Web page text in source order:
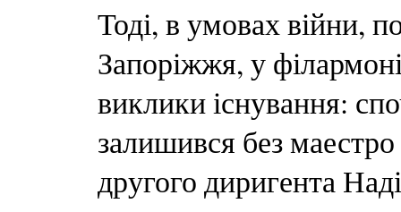
Тоді, в умовах війни,
Запоріжжя, у
виклики існування:
залишився без маестро
другого диригента